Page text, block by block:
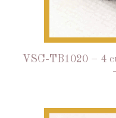
VSC-TB1020 – 4